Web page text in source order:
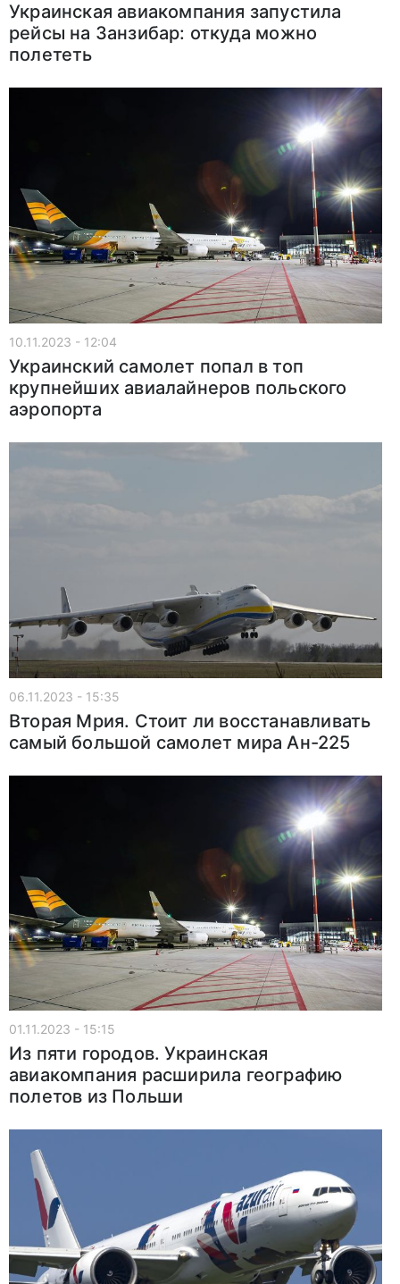
Украинская авиакомпания запустила
рейсы на Занзибар: откуда можно
полететь
10.11.2023 - 12:04
Украинский самолет попал в топ
крупнейших авиалайнеров польского
аэропорта
06.11.2023 - 15:35
Вторая Мрия. Стоит ли восстанавливать
самый большой самолет мира Ан-225
01.11.2023 - 15:15
Из пяти городов. Украинская
авиакомпания расширила географию
полетов из Польши